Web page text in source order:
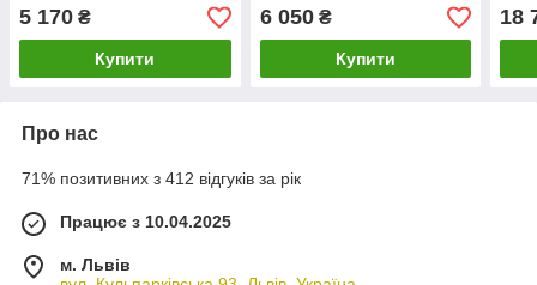
5 170 ₴
Купити
6 050₴
Купити
18
Про нас
71% позитивних з 412 відгуків за рік
Працює з 10.04.2025
м. Львів